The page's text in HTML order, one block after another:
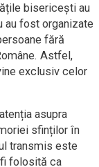
bisericești au
au fost organizate
fără
Astfel,
exclusiv celor
asupra
sfinților în
transmis este
folosită ca